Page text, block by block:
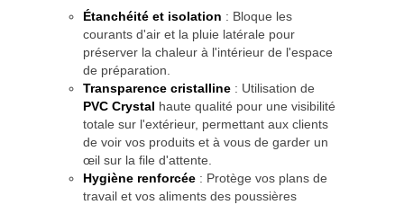
Étanchéité et isolation : Bloque les
courants d'air et la pluie latérale pour
préserver la chaleur à l'intérieur de l'espace
de préparation.
Transparence cristalline : Utilisation de
PVC Crystal haute qualité pour une visibilité
totale sur l'extérieur, permettant aux clients
de voir vos produits et à vous de garder un
œil sur la file d'attente.
Hygiène renforcée : Protège vos plans de
travail et vos aliments des poussières